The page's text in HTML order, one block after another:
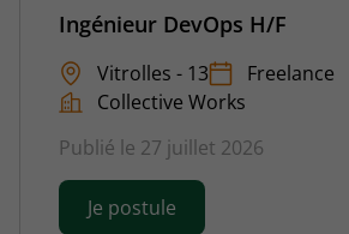
Ingénieur DevOps H/F
Vitrolles - 13
Freelance
Collective Works
Publié le 27 juillet 2026
Je postule